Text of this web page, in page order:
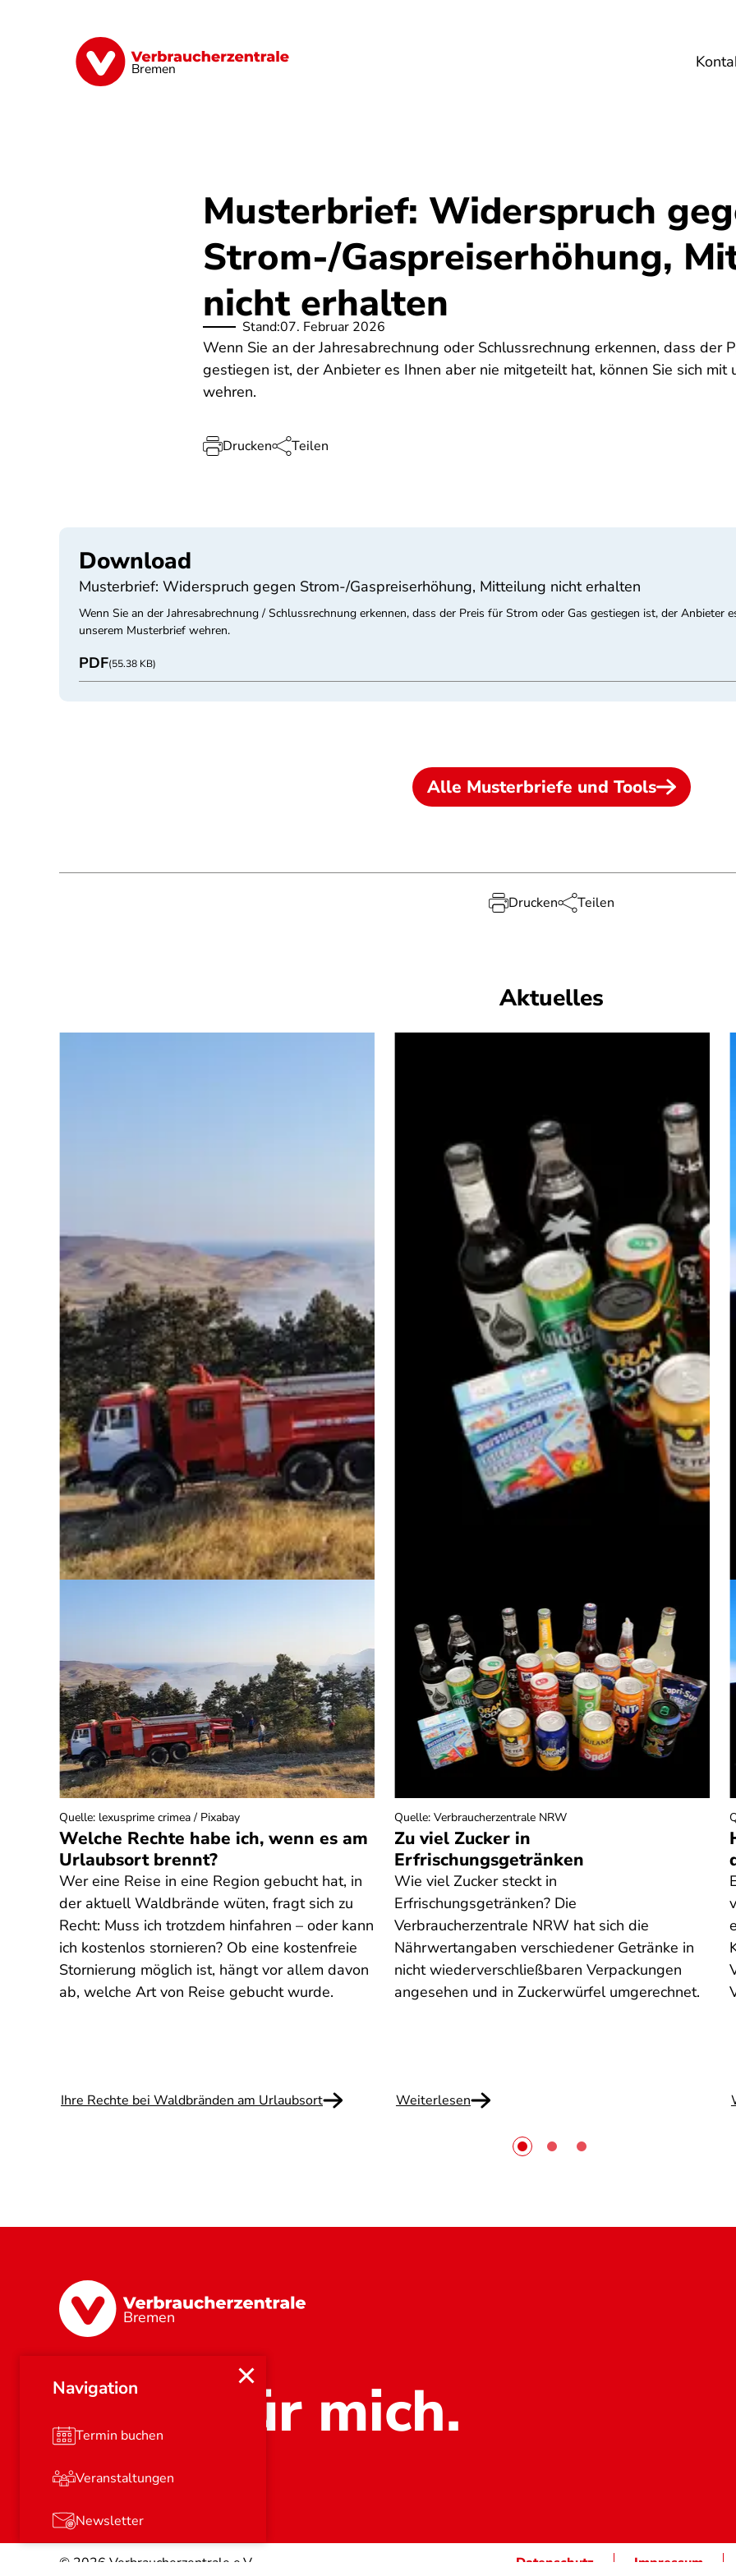
Bremen
Finanzen Digitales Lebensmittel
Navigation
Termin buchen
Veranstaltungen
Newsletter
Musterbrief: Widerspruch
Strom-/Gaspreiserhöhung,
nicht erhalten
Stand:07. Februar 2026
Wenn Sie an der Jahresabrechnung oder Schlussrechnung erkennen, dass der
gestiegen ist, der Anbieter es Ihnen aber nie mitgeteilt hat, können Sie sich mit
wehren.
Drucken Teilen
Download
Musterbrief: Widerspruch gegen Strom-/Gaspreiserhöhung, Mitteilung nicht erhalten
Wenn Sie an der Jahresabrechnung / Schlussrechnung erkennen, dass der Preis für Strom oder Gas gestiegen ist, der Anbieter
unserem Musterbrief wehren.
PDF(55.38 KB)
Alle Musterbriefe und Tools
Drucken Teilen
Aktuelles
Welche Rechte habe ich, wenn es am
Urlaubsort brennt?
Wer eine Reise in eine Region gebucht hat, in
der aktuell Waldbrände wüten, fragt sich zu
Recht: Muss ich trotzdem hinfahren – oder kann
ich kostenlos stornieren? Ob eine kostenfreie
Stornierung möglich ist, hängt vor allem davon
ab, welche Art von Reise gebucht wurde.
Ihre Rechte bei Waldbränden am Urlaubsort
Quelle: lexusprime crimea / Pixabay
Zu viel Zucker in
Erfrischungsgetränken
Wie viel Zucker steckt in
Erfrischungsgetränken? Die
Verbraucherzentrale NRW hat sich die
Nährwertangaben verschiedener Getränke in
nicht wiederverschließbaren Verpackungen
angesehen und in Zuckerwürfel umgerechnet.
Weiterlesen
Quelle: Verbraucherzentrale NRW
Bremen
Stark für mich.
© 2026 Verbraucherzentrale e.V. Datenschutz Impressum